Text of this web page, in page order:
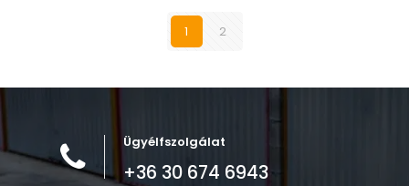
1 2
Ügyélfszolgálat
+36 30 674 6943